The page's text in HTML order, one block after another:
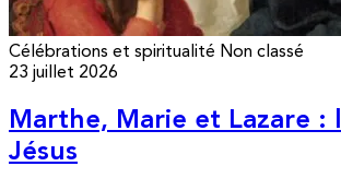
Célébrations et spiritualité Non classé
23 juillet 2026
Marthe, Marie et Lazare :
Jésus